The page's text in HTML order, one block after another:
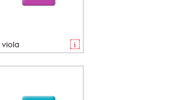
viola